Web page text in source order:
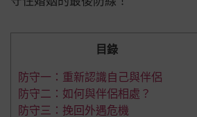
目錄
防守一：重新認識自己與伴侶
防守二：如何與伴侶相處？
防守三：挽回外遇危機